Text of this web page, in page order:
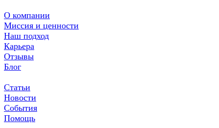
О компании
Миссия и ценности
Наш подход
Карьера
Отзывы
Блог
Статьи
Новости
События
Помощь